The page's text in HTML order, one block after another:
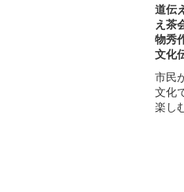
道伝
え茶
物秀
文化
市民
文化
楽し